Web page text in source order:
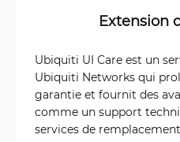
Extension
Ubiquiti UI Care est un
Ubiquiti Networks qui
garantie et fournit des
comme un support
services de